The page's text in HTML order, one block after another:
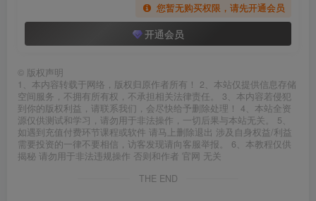
您暂无购买权限，请先开通会员
开通会员
© 版权声明
1、本内容转载于网络，版权归原作者所有！ 2、本站仅提供信息存储
空间服务，不拥有所有权，不承担相关法律责任。 3、本内容若侵犯
到你的版权利益，请联系我们，会尽快给予删除处理！ 4、本站全资
源仅供测试和学习，请勿用于非法操作，一切后果与本站无关。 5、
如遇到充值付费环节课程或软件 请马上删除退出 涉及自身权益/利益
需要投资的一律不要相信，访客发现请向客服举报。 6、本教程仅供
揭秘 请勿用于非法违规操作 否则和作者 官网 无关
THE END